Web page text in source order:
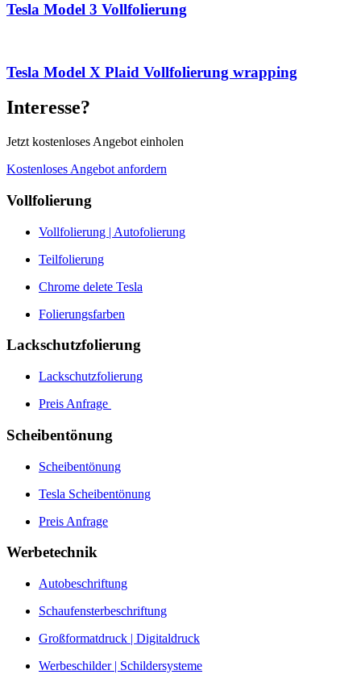
Tesla Model 3 Vollfolierung
Tesla Model X Plaid Vollfolierung wrapping
Interesse?
Jetzt kostenloses Angebot einholen
Kostenloses Angebot anfordern
Vollfolierung
Vollfolierung | Autofolierung
Teilfolierung
Chrome delete Tesla
Folierungsfarben
Lackschutzfolierung
Lackschutzfolierung
Preis Anfrage
Scheibentönung
Scheibentönung
Tesla Scheibentönung
Preis Anfrage
Werbetechnik
Autobeschriftung
Schaufensterbeschriftung
Großformatdruck | Digitaldruck
Werbeschilder | Schildersysteme